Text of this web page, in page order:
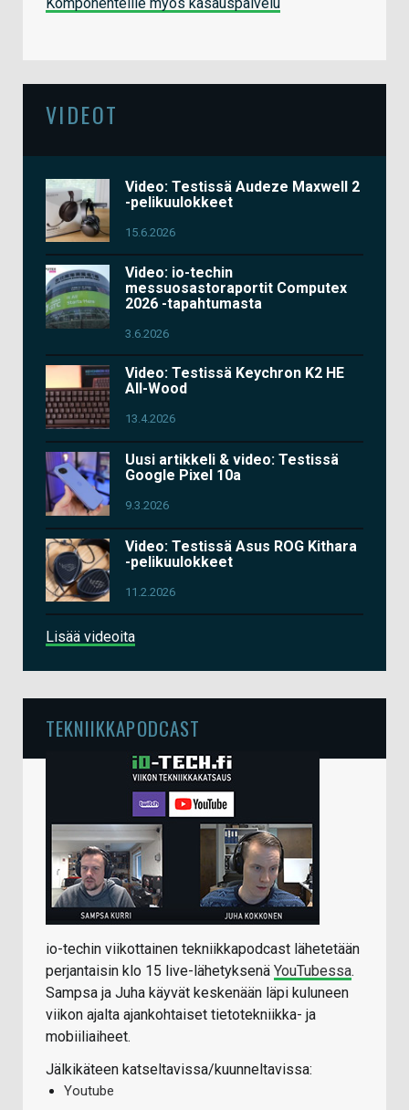
VIDEOT
Video: Testissä Audeze Maxwell 2
-pelikuulokkeet
15.6.2026
Video: io-techin
messuosastoraportit Computex
2026 -tapahtumasta
3.6.2026
Video: Testissä Keychron K2 HE
All-Wood
13.4.2026
Uusi artikkeli & video: Testissä
Google Pixel 10a
9.3.2026
Video: Testissä Asus ROG Kithara
-pelikuulokkeet
11.2.2026
Lisää videoita
TEKNIIKKAPODCAST
io-techin viikottainen tekniikkapodcast lähetetään
perjantaisin klo 15 live-lähetyksenä YouTubessa.
Sampsa ja Juha käyvät keskenään läpi kuluneen
viikon ajalta ajankohtaiset tietotekniikka- ja
mobiiliaiheet.
Jälkikäteen katseltavissa/kuunneltavissa:
Youtube